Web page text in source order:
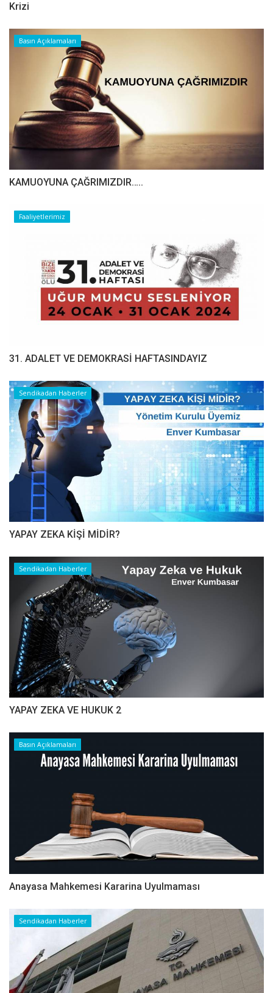
Krizi
Basın Açıklamaları
​​​​​​​KAMUOYUNA ÇAĞRIMIZDIR…..
Faaliyetlerimiz
31. ADALET VE DEMOKRASİ HAFTASINDAYIZ
Sendikadan Haberler
YAPAY ZEKA KİŞİ MİDİR?
Sendikadan Haberler
YAPAY ZEKA VE HUKUK 2
Basın Açıklamaları
Anayasa Mahkemesi Kararina Uyulmaması
Sendikadan Haberler